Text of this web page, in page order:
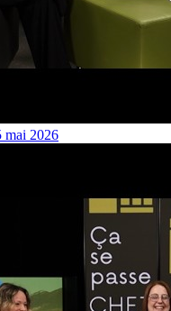
mai 2026